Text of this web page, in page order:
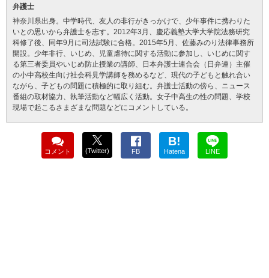
弁護士
神奈川県出身。中学時代、友人の非行がきっかけで、少年事件に携わりた
いとの思いから弁護士を志す。2012年3月、慶応義塾大学大学院法務研究
科修了後、同年9月に司法試験に合格。2015年5月、佐藤みのり法律事務所
開設。少年非行、いじめ、児童虐待に関する活動に参加し、いじめに関す
る第三者委員やいじめ防止授業の講師、日本弁護士連合会（日弁連）主催
の小中高校生向け社会科見学講師を務めるなど、現代の子どもと触れ合い
ながら、子どもの問題に積極的に取り組む。弁護士活動の傍ら、ニュース
番組の取材協力、執筆活動など幅広く活動。女子中高生の性の問題、学校
現場で起こるさまざまな問題などにコメントしている。
コメント (Twitter) FB
B!
Hatena LINE